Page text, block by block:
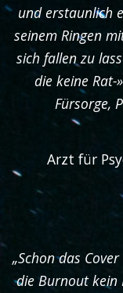
und erstaunlich
seinem Ringen
sich fallen zu
die keine Rat-
Fürsorge,
Arzt für
„Schon das
die Burnout kein